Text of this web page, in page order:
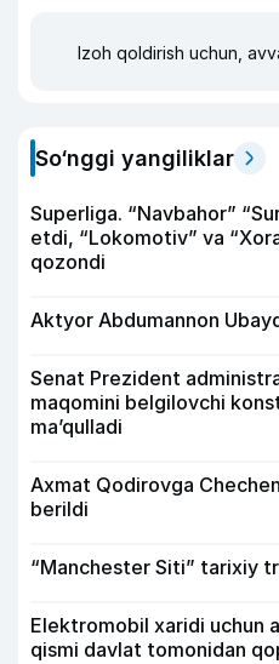
Izoh qoldirish uchun,
So‘nggi yangiliklar
Superliga. “Navbahor”
etdi, “Lokomotiv” va
qozondi
Aktyor Abdu­mannon
Senat Prezident
maqomini belgilovchi
ma’qulladi
Axmat Qodirovga
berildi
“Manchester Siti” tarixiy
Elektromobil xaridi uchun
qismi davlat tomonidan